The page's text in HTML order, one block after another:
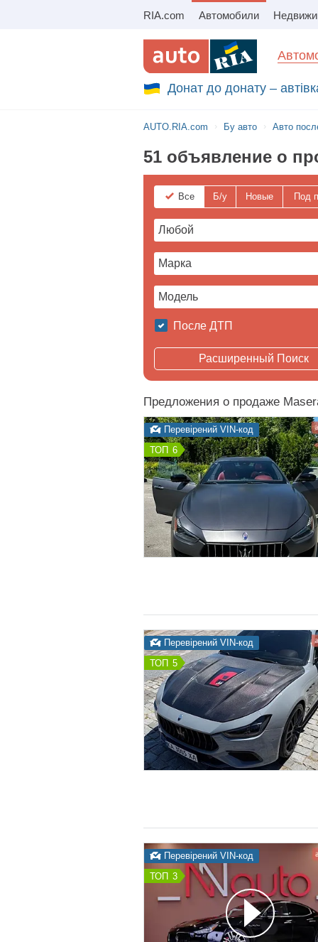
RIA.com Автомобили
Збір на авто для ЗСУ
Донат до донату –
AUTO.RIA.com Бу авто Авто
51 объявление о
Все Б/у Новые Под
После ДТП
Расширенный Поиск
Предложения о продаже
Перевірений VIN-код
6
Перевірений VIN-код
5
Перевірений VIN-код
3